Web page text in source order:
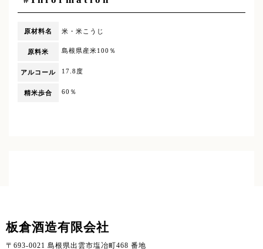
原材料名 米・米こうじ
原料米 島根県産米100％
アルコール 17.8度
精米歩合 60％
板倉酒造有限会社
〒693-0021 島根県出雲市塩冶町468 番地